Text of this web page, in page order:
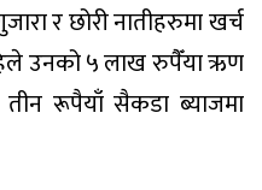
र छोरी नातीहरुमा खर्च
उनको ५ लाख रुपैँया ऋण
रूपैयाँ सैकडा ब्याजमा